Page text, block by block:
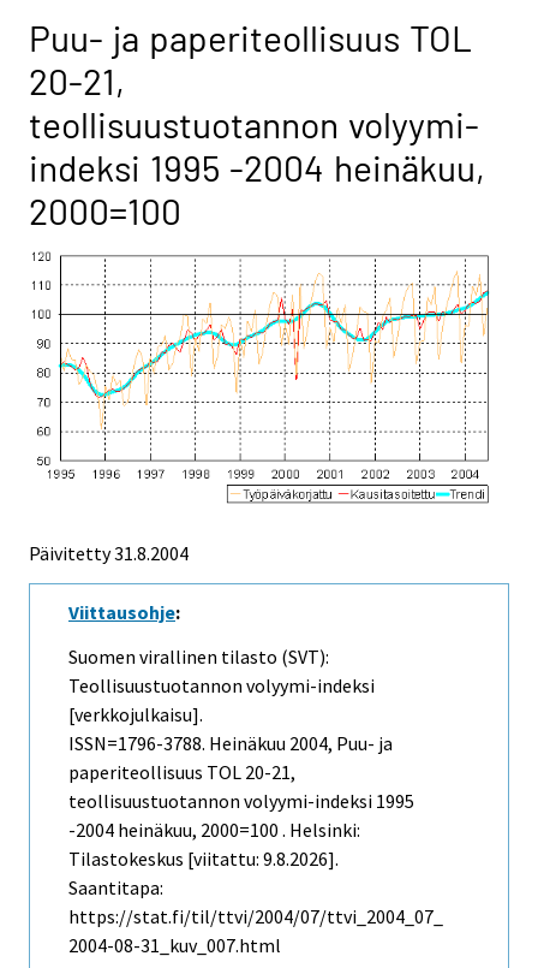
Puu- ja paperiteollisuus TOL
20-21,
teollisuustuotannon volyymi-
indeksi 1995 -2004 heinäkuu,
2000=100
Päivitetty31.8.2004
Viittausohje:
Suomen virallinen tilasto (SVT):
Teollisuustuotannon volyymi-indeksi
[verkkojulkaisu].
ISSN=1796-3788. Heinäkuu 2004, Puu- ja
paperiteollisuus TOL 20-21,
teollisuustuotannon volyymi-indeksi 1995
-2004 heinäkuu, 2000=100 . Helsinki:
Tilastokeskus [viitattu: 9.8.2026].
Saantitapa:
https://stat.fi/til/ttvi/2004/07/ttvi_2004_07_
2004-08-31_kuv_007.html